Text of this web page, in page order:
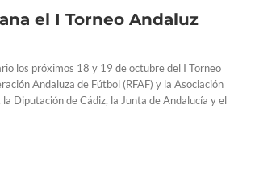
el I Torneo Andaluz
los próximos 18 y 19 de octubre del I Torneo
Andaluza de Fútbol (RFAF) y la Asociación
la Diputación de Cádiz, la Junta de Andalucía y el